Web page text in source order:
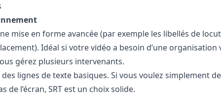
mise en forme avancée (par exemple les libellés de
Idéal si votre vidéo a besoin d’une organisation
gérez plusieurs intervenants.
lignes de texte basiques. Si vous voulez simplement
de l’écran, SRT est un choix solide.